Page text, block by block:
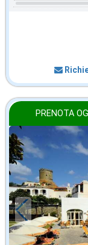
PRENOTA
in offerta da
€55,00
a notte